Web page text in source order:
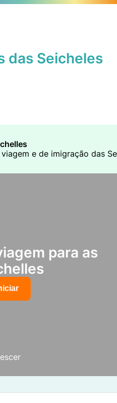
das Seicheles
e de imigração das
para as